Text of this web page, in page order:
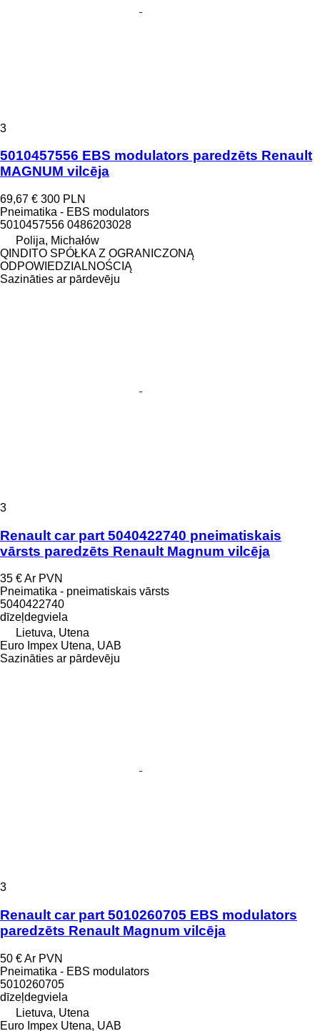
3
5010457556 EBS modulators paredzēts Renault
MAGNUM vilcēja
69,67 € 300 PLN
Pneimatika - EBS modulators
5010457556 0486203028
Polija, Michałów
QINDITO SPÓŁKA Z OGRANICZONĄ
ODPOWIEDZIALNOŚCIĄ
Sazināties ar pārdevēju
3
Renault car part 5040422740 pneimatiskais
vārsts paredzēts Renault Magnum vilcēja
35 €Ar PVN
Pneimatika - pneimatiskais vārsts
5040422740
dīzeļdegviela
Lietuva, Utena
Euro Impex Utena, UAB
Sazināties ar pārdevēju
3
Renault car part 5010260705 EBS modulators
paredzēts Renault Magnum vilcēja
50 €Ar PVN
Pneimatika - EBS modulators
5010260705
dīzeļdegviela
Lietuva, Utena
Euro Impex Utena, UAB